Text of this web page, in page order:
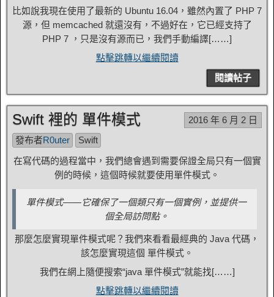
比如說我現在使用了最新的 Ubuntu 16.04，雖然內置了 PHP 7
源，但 memcached 就還沒有，不過好在，它已經支持了
PHP 7 ，只是沒有源而已，我們手動編譯[……]
點擊跳轉以繼續閱讀
閱讀帖子
Swift 裡的 單件模式
2016 年 6 月 2 日
發布者R0uter
Swift
在寫代碼的過程當中，我們總會遇到需要保證全局只有一個實
例的時候，這個時候就要使用單件模式。
單件模式——它確保了一個類只有一個實例，並提供一
個全局訪問點。
那麼怎麼實現單件模式呢？我們來看看最經典的 Java 代碼，
該怎麼實現這個 單件模式。
我們在網上隨便搜索“java 單件模式”就能找[……]
點擊跳轉以繼續閱讀